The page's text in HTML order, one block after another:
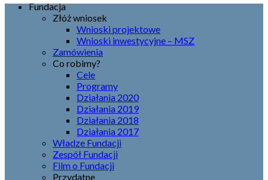
Fundacja
Złóż wniosek
Wnioski projektowe
Wnioski inwestycyjne – MSZ
Zamówienia
Co robimy?
Cele
Programy
Działania 2020
Działania 2019
Działania 2018
Działania 2017
Władze Fundacji
Zespół Fundacji
Film o Fundacji
Przydatne